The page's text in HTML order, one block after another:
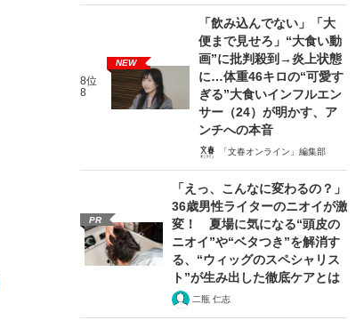
8位
8
NEW
「飲み込んでない」「大
便まで見せろ」“大食い動
画”に批判殺到→炎上状態
に…体重46キロの“可愛す
ぎる”大食いインフルエン
サー（24）が明かす、ア
ンチへの本音
「文春オンライン」編集部
PR
「えっ、こんなに変わるの？」
36歳男性ライターのニオイが激
変！ 夏場に気になる“頭皮の
ニオイ”や“ベタつき”を解消す
る、“ウィッグのスペシャリス
ト”が生み出した徹底ケアとは
二瓶 仁志